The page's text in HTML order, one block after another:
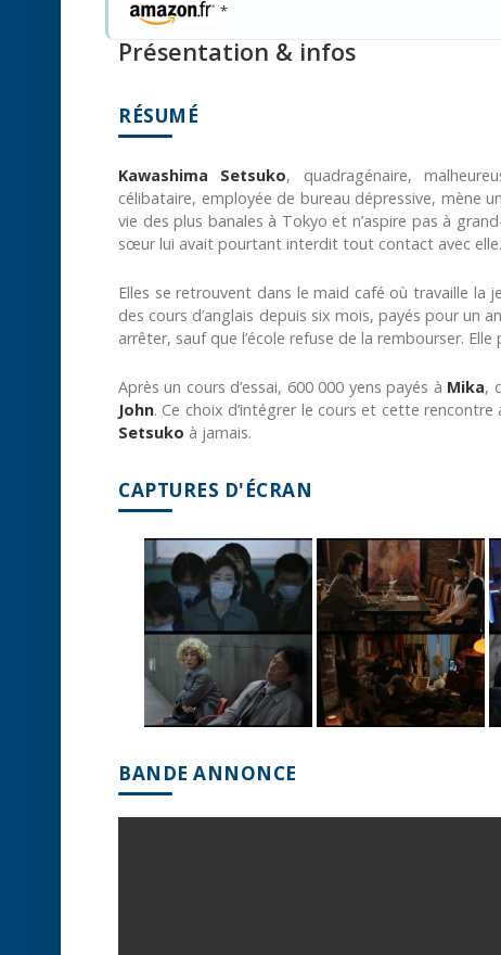
*
Présentation & infos
RÉSUMÉ
Kawashima Setsuko, quadragénaire,
célibataire, employée de bureau dépressive, mène
vie des plus banales à Tokyo et n’aspire pas à
sœur lui avait pourtant interdit tout contact avec elle.
Elles se retrouvent dans le maid café où travaille
des cours d’anglais depuis six mois, payés pour un
arrêter, sauf que l’école refuse de la rembourser.
Après un cours d’essai, 600 000 yens payés à Mika,
John. Ce choix d’intégrer le cours et cette
Setsuko à jamais.
CAPTURES D'ÉCRAN
BANDE ANNONCE